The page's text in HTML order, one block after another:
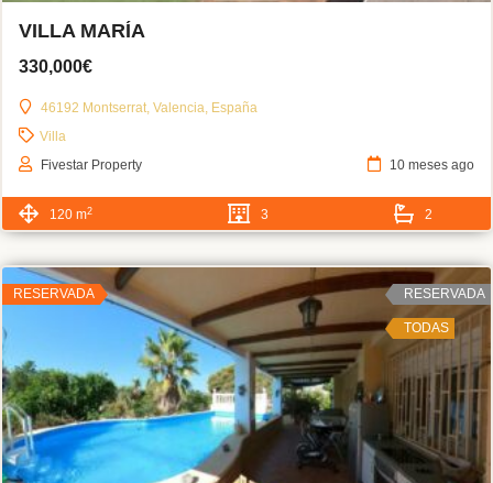
VILLA MARÍA
330,000€
46192 Montserrat, Valencia, España
Villa
Fivestar Property
10 meses ago
120 m2 3 2
RESERVADA RESERVADA
TODAS